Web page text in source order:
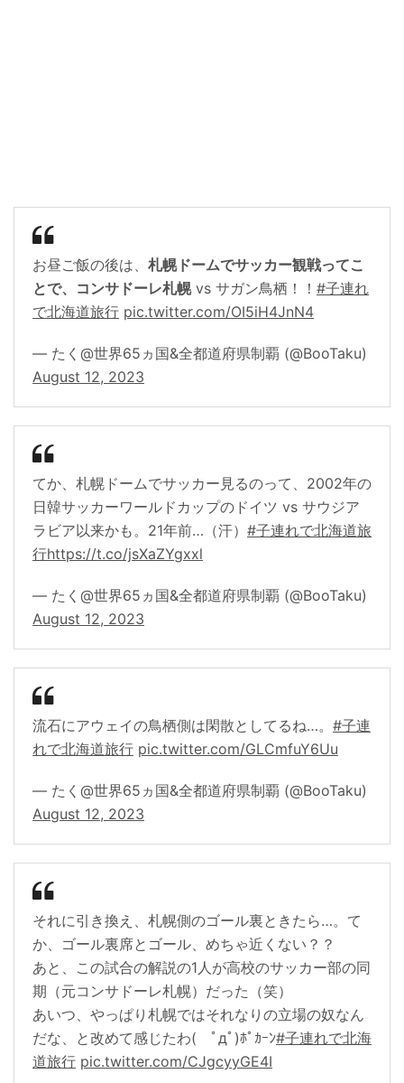
お昼ご飯の後は、 札幌ドームでサッカー観戦ってこ
とで、コンサドーレ札幌vs サガン鳥栖！！ #子連れ
で北海道旅行 pic.twitter.com/OI5iH4JnN4
— たく@世界65ヵ国&全都道府県制覇 (@BooTaku)
August 12, 2023
てか、札幌ドームでサッカー見るのって、2002年の
日韓サッカーワールドカップのドイツ vs サウジア
ラビア以来かも。21年前…（汗） #子連れで北海道旅
行https://t.co/jsXaZYgxxl
— たく@世界65ヵ国&全都道府県制覇 (@BooTaku)
August 12, 2023
流石にアウェイの鳥栖側は閑散としてるね…。 #子連
れで北海道旅行 pic.twitter.com/GLCmfuY6Uu
— たく@世界65ヵ国&全都道府県制覇 (@BooTaku)
August 12, 2023
それに引き換え、札幌側のゴール裏ときたら…。て
か、ゴール裏席とゴール、めちゃ近くない？？
あと、この試合の解説の1人が高校のサッカー部の同
期（元コンサドーレ札幌）だった（笑）
あいつ、やっぱり札幌ではそれなりの立場の奴なん
だな、と改めて感じたわ( ﾟдﾟ)ﾎﾟｶｰﾝ#子連れで北海
道旅行 pic.twitter.com/CJgcyyGE4I